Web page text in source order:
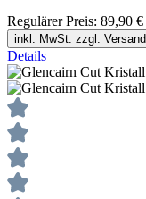
Regulärer Preis: 89,90 €
inkl. MwSt. zzgl. Versand
Details